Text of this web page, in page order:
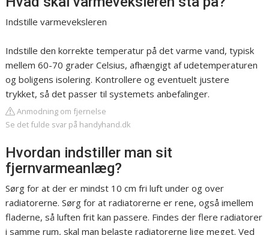
Indstille varmeveksleren
Indstille den korrekte temperatur på det varme vand, typisk
mellem 60-70 grader Celsius, afhængigt af udetemperaturen
og boligens isolering. Kontrollere og eventuelt justere
trykket, så det passer til systemets anbefalinger.
Anmodning om fjernelse
Se det fulde svar på handyhand.dk
Hvordan indstiller man sit
fjernvarmeanlæg?
Sørg for at der er mindst 10 cm fri luft under og over
radiatorerne. Sørg for at radiatorerne er rene, også imellem
fladerne, så luften frit kan passere. Findes der flere radiatorer
i samme rum, skal man belaste radiatorerne lige meget. Ved